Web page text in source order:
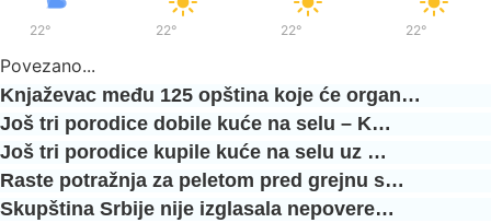
22°/ 22°/ 22°/ 22°
Povezano...
Knjaževac među 125 opština koje će organ…
Još tri porodice dobile kuće na selu – K…
Još tri porodice kupile kuće na selu uz …
Raste potražnja za peletom pred grejnu s…
Skupština Srbije nije izglasala nepovere…